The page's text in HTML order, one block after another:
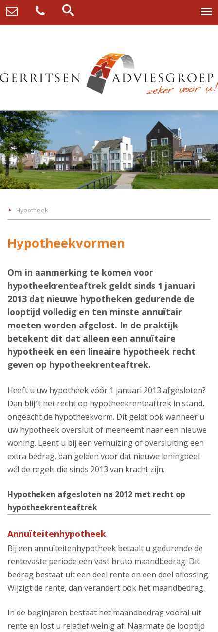
Hypotheek
Hypotheekvormen
Om in aanmerking te komen voor
hypotheekrenteaftrek geldt sinds 1 januari
2013 dat nieuwe hypotheken gedurende de
looptijd volledig en ten minste annuïtair
moeten worden afgelost. In de praktijk
betekent dit dat alleen een annuïtaire
hypotheek en een lineaire hypotheek recht
geven op hypotheekrenteaftrek.
Heeft u uw hypotheek vóór 1 januari 2013 afgesloten?
Dan blijft het recht op hypotheekrenteaftrek in stand,
ongeacht de hypotheekvorm. Dit geldt ook wanneer u
uw hypotheek oversluit of meeneemt naar een nieuwe
woning. Leent u bij een verhuizing of oversluiting een
extra bedrag, dan gelden voor dat nieuwe leningdeel
wél de regels die sinds 2013 van kracht zijn.
Hypotheken afgesloten na 2012 met recht op
hypotheekrenteaftrek
Annuïteitenhypotheek
Bij een annuïteitenhypotheek betaalt u gedurende de
rentevaste periode een vast bruto maandbedrag. Dit
bedrag bestaat uit een deel rente en een deel aflossing.
Wijzigt de rente, dan verandert ook het maandbedrag.
In de beginjaren bestaat het maandbedrag vooral uit
rente en lost u relatief weinig af. Naarmate de looptijd